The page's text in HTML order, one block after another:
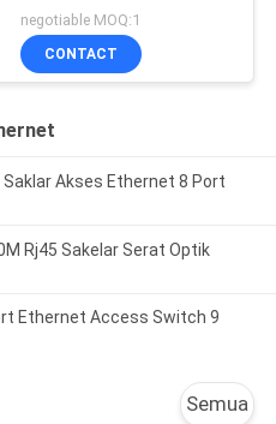
Sakelar Industri Sakelar
Ethernet
negotiable MOQ:1
CONTACT
Saklar Akses Ethernet 8 Port
Rj45 Sakelar Serat Optik
Ethernet Access Switch 9
Semua